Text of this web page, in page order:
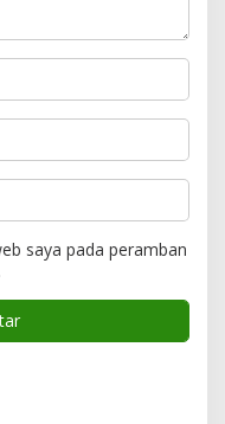
saya pada peramban